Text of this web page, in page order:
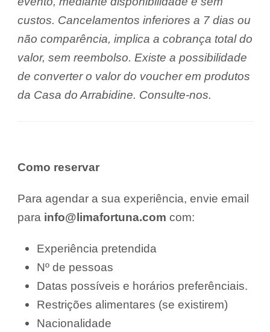
custos. Cancelamentos inferiores a 7 dias ou
não comparência, implica a cobrança total do
valor, sem reembolso. Existe a possibilidade
de converter o valor do voucher em produtos
da Casa do Arrabidine. Consulte-nos.
Como reservar
Para agendar a sua experiência, envie email
para info@limafortuna.com com:
Experiência pretendida
Nº de pessoas
Datas possíveis e horários preferênciais.
Restrições alimentares (se existirem)
Nacionalidade